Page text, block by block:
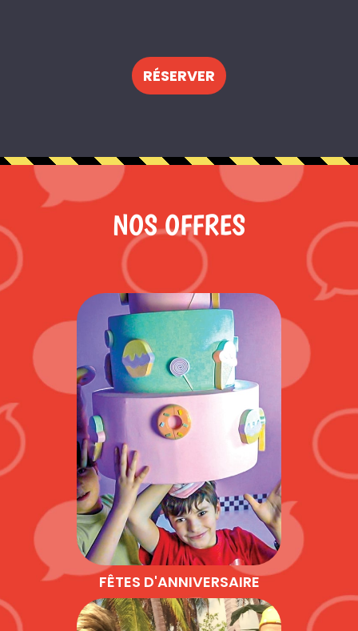
RÉSERVER
NOS OFFRES
FÊTES D'ANNIVERSAIRE